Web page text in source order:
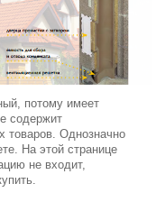
потому имеет
содержит
товаров. Однозначно
На этой странице
не входит,